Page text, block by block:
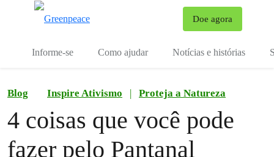
Doe agora
Informe-se Como ajudar Notícias e histórias
Blog Inspire Ativismo | Proteja a Natureza
4 coisas que você pode
fazer pelo Pantanal